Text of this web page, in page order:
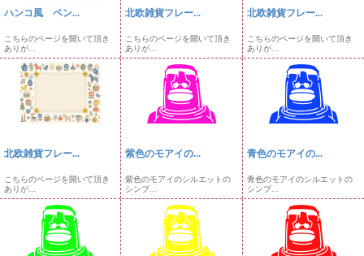
ハンコ風 ペン...
こちらのページを開いて頂き
ありが...
北欧雑貨フレー...
こちらのページを開いて頂き
ありが...
北欧雑貨フレー...
こちらのページを開いて頂き
ありが...
北欧雑貨フレー...
こちらのページを開いて頂き
ありが...
紫色のモアイの...
紫色のモアイのシルエットの
シンプ...
青色のモアイの...
青色のモアイのシルエットの
シンプ...